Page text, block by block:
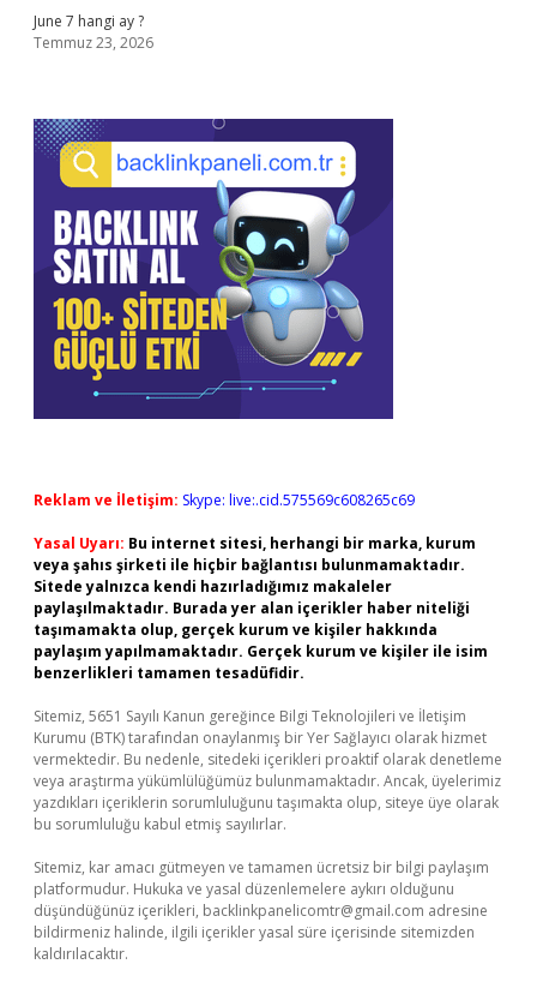
June 7 hangi ay ?
Temmuz 23, 2026
Reklam ve İletişim: Skype: live:.cid.575569c608265c69
Yasal Uyarı: Bu internet sitesi, herhangi bir marka, kurum
veya şahıs şirketi ile hiçbir bağlantısı bulunmamaktadır.
Sitede yalnızca kendi hazırladığımız makaleler
paylaşılmaktadır. Burada yer alan içerikler haber niteliği
taşımamakta olup, gerçek kurum ve kişiler hakkında
paylaşım yapılmamaktadır. Gerçek kurum ve kişiler ile isim
benzerlikleri tamamen tesadüfidir.
Sitemiz, 5651 Sayılı Kanun gereğince Bilgi Teknolojileri ve İletişim
Kurumu (BTK) tarafından onaylanmış bir Yer Sağlayıcı olarak hizmet
vermektedir. Bu nedenle, sitedeki içerikleri proaktif olarak denetleme
veya araştırma yükümlülüğümüz bulunmamaktadır. Ancak, üyelerimiz
yazdıkları içeriklerin sorumluluğunu taşımakta olup, siteye üye olarak
bu sorumluluğu kabul etmiş sayılırlar.
Sitemiz, kar amacı gütmeyen ve tamamen ücretsiz bir bilgi paylaşım
platformudur. Hukuka ve yasal düzenlemelere aykırı olduğunu
düşündüğünüz içerikleri, backlinkpanelicomtr@gmail.com adresine
bildirmeniz halinde, ilgili içerikler yasal süre içerisinde sitemizden
kaldırılacaktır.